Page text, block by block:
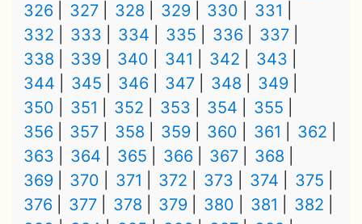
326
327 328 329 330
331
332
333 334 335 336
337
338
339 340 341 342
343
344
345 346 347 348
349
350
351 352 353 354
355
356
357 358 359 360 361
362
363
364 365 366 367
368
369
370 371 372 373 374
375
376
377 378 379 380 381
382